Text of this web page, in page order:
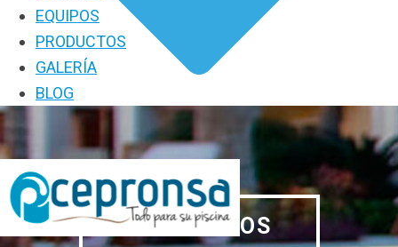
EQUIPOS
PRODUCTOS
GALERÍA
BLOG
PRODUCTOS